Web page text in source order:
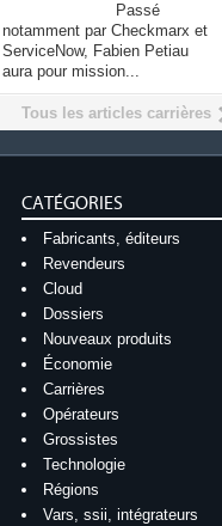
Passé
notamment par Checkmarx et
ServiceNow, Fabien Petiau
aura pour mission...
Tous les articles carrières
CATÉGORIES
Fabricants, éditeurs
Revendeurs
Cloud
Dossiers
Nouveaux produits
Économie
Carrières
Opérateurs
Grossistes
Technologie
Régions
Vars, ssii, intégrateurs